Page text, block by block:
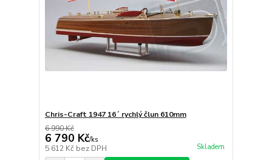
Chris-Craft 1947 16´ rychlý člun 610mm
6 990 Kč
6 790 Kč/ks
5 612 Kč bez DPH Skladem